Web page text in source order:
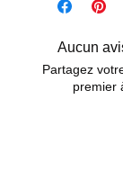
Aucun
Partagez
premier